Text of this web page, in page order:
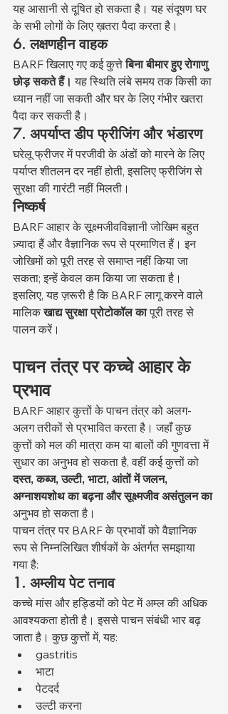
यह आसानी से दूषित हो सकता है। यह संदूषण घर
के सभी लोगों के लिए ख़तरा पैदा करता है।
6. लक्षणहीन वाहक
BARF खिलाए गए कई कुत्ते बिना बीमार हुए रोगाणु
छोड़ सकते हैं। यह स्थिति लंबे समय तक किसी का
ध्यान नहीं जा सकती और घर के लिए गंभीर खतरा
पैदा कर सकती है।
7. अपर्याप्त डीप फ्रीजिंग और भंडारण
घरेलू फ्रीजर में परजीवी के अंडों को मारने के लिए
पर्याप्त शीतलन दर नहीं होती, इसलिए फ्रीजिंग से
सुरक्षा की गारंटी नहीं मिलती।
निष्कर्ष
BARF आहार के सूक्ष्मजीवविज्ञानी जोखिम बहुत
ज़्यादा हैं और वैज्ञानिक रूप से प्रमाणित हैं। इन
जोखिमों को पूरी तरह से समाप्त नहीं किया जा
सकता; इन्हें केवल कम किया जा सकता है।
इसलिए, यह ज़रूरी है कि BARF लागू करने वाले
मालिक खाद्य सुरक्षा प्रोटोकॉल का पूरी तरह से
पालन करें।
पाचन तंत्र पर कच्चे आहार के
प्रभाव
BARF आहार कुत्तों के पाचन तंत्र को अलग-
अलग तरीकों से प्रभावित करता है। जहाँ कुछ
कुत्तों को मल की मात्रा कम या बालों की गुणवत्ता में
सुधार का अनुभव हो सकता है, वहीं कई कुत्तों को
दस्त, कब्ज, उल्टी, भाटा, आंतों में जलन,
अग्नाशयशोथ का बढ़ना और सूक्ष्मजीव असंतुलन का
अनुभव हो सकता है।
पाचन तंत्र पर BARF के प्रभावों को वैज्ञानिक
रूप से निम्नलिखित शीर्षकों के अंतर्गत समझाया
गया है:
1. अम्लीय पेट तनाव
कच्चे मांस और हड्डियों को पेट में अम्ल की अधिक
आवश्यकता होती है। इससे पाचन संबंधी भार बढ़
जाता है। कुछ कुत्तों में, यह:
gastritis
भाटा
पेटदर्द
उल्टी करना